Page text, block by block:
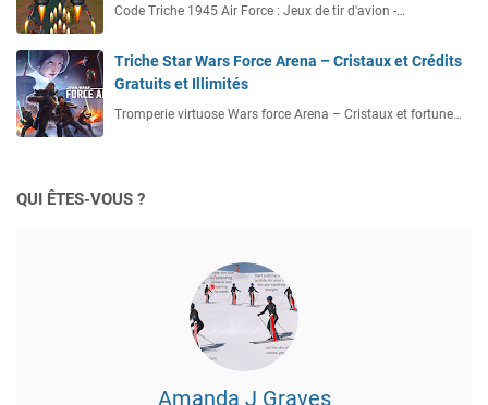
Code Triche 1945 Air Force : Jeux de tir d'avion -…
Triche Star Wars Force Arena – Cristaux et Crédits
Gratuits et Illimités
Tromperie virtuose Wars force Arena – Cristaux et fortune…
QUI ÊTES-VOUS ?
Amanda J Graves